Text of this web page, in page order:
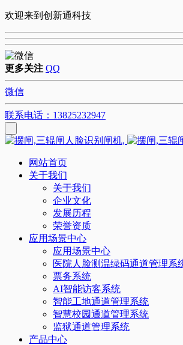
欢迎来到创新通科技
更多关注 QQ
微信
联系电话：13825232947
网站首页
关于我们
关于我们
企业文化
发展历程
荣誉资质
应用场景中心
应用场景中心
医院人脸测温绿码通道管理系
票务系统
AI智能访客系统
智能工地通道管理系统
智慧校园通道管理系统
监狱通道管理系统
产品中心